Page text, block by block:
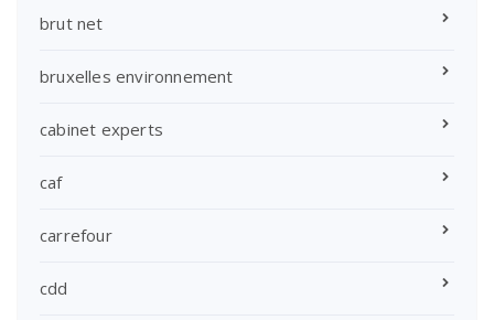
brut net
bruxelles environnement
cabinet experts
caf
carrefour
cdd